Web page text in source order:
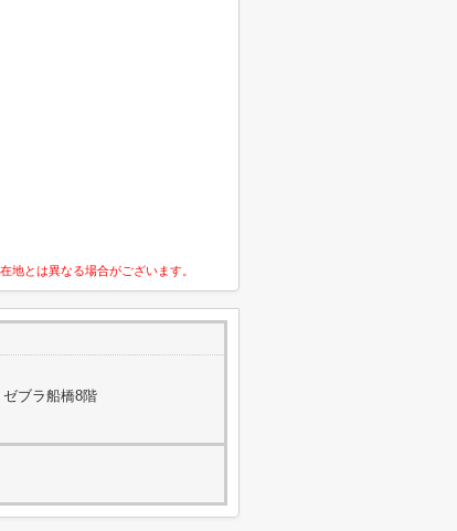
地とは異なる場合がございます。
ブラ船橋8階